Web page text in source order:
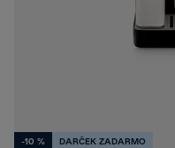
-10 % DARČEK ZADARMO